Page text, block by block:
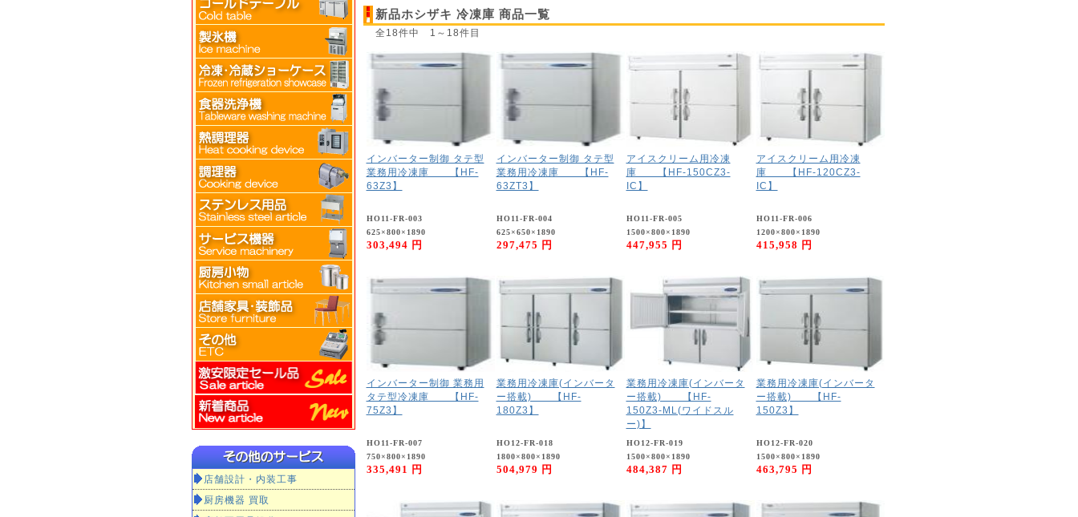
店舗設計・内装工事
厨房機器 買取
新品ホシザキ 冷凍庫 商品一覧
全18件中 1～18件目
インバーター制御 タテ型
業務用冷凍庫 【HF-
63Z3】
HO11-FR-003
625×800×1890
303,494 円
インバーター制御 タテ型
業務用冷凍庫 【HF-
63ZT3】
HO11-FR-004
625×650×1890
297,475 円
アイスクリーム用冷凍
庫 【HF-150CZ3-
IC】
HO11-FR-005
1500×800×1890
447,955 円
アイスクリーム用冷凍
庫 【HF-120CZ3-
IC】
HO11-FR-006
1200×800×1890
415,958 円
インバーター制御 業務用
タテ型冷凍庫 【HF-
75Z3】
HO11-FR-007
750×800×1890
335,491 円
業務用冷凍庫(インバータ
ー搭載) 【HF-
180Z3】
HO12-FR-018
1800×800×1890
504,979 円
業務用冷凍庫(インバータ
ー搭載) 【HF-
150Z3-ML(ワイドスル
ー)】
HO12-FR-019
1500×800×1890
484,387 円
業務用冷凍庫(インバータ
ー搭載) 【HF-
150Z3】
HO12-FR-020
1500×800×1890
463,795 円